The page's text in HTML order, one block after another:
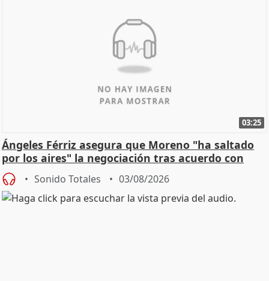
03:25
Ángeles Férriz asegura que Moreno "ha saltado
por los aires" la negociación tras acuerdo con
SMA
Sonido Totales 03/08/2026